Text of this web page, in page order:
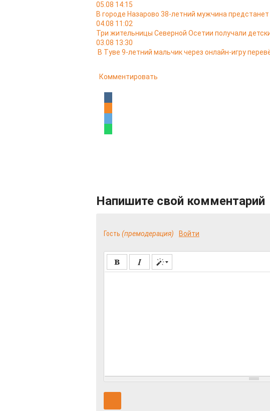
05.08 14:15
В городе Назарово 38-летний мужчина
04.08 11:02
Три жительницы Северной Осетии получали
03.08 13:30
В Туве 9-летний мальчик через онлайн-игру
Комментировать
Напишите свой комментарий
Гость (премодерация) Войти